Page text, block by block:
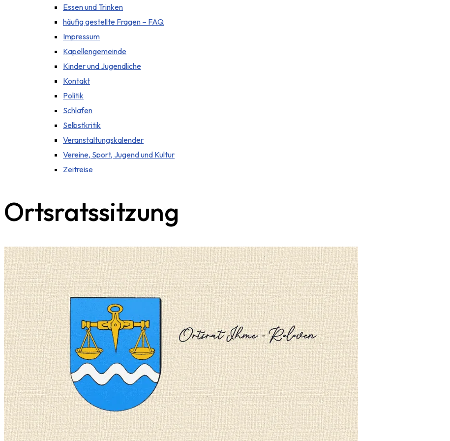
Essen und Trinken
häufig gestellte Fragen – FAQ
Impressum
Kapellengemeinde
Kinder und Jugendliche
Kontakt
Politik
Schlafen
Selbstkritik
Veranstaltungskalender
Vereine, Sport, Jugend und Kultur
Zeitreise
Ortsratssitzung